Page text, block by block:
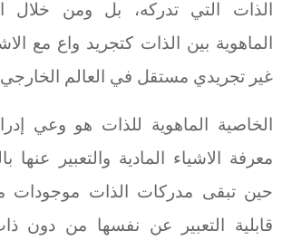
الذات التي تدركه، بل ومن خلال
الماهوية بين الذات كتجريد واع مع
غير تجريدي مستقل في العالم
الخاصية الماهوية للذات هو وعي
معرفة الاشياء المادية والتعبير عنها
حين تبقى مدركات الذات موجودات
قابلية التعبير عن نفسها من دون